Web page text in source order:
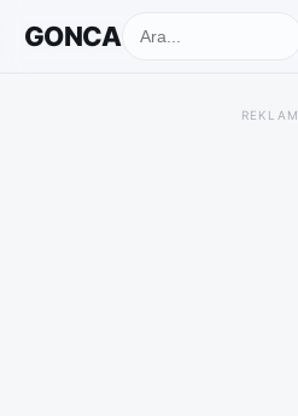
GONCA
REKLAM